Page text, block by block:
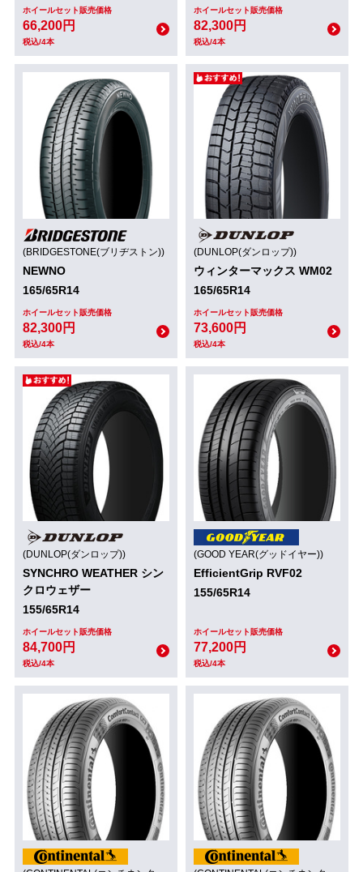
ホイールセット販売価格
66,200円
税込/4本
ホイールセット販売価格
82,300円
税込/4本
(BRIDGESTONE(ブリヂストン))
NEWNO
165/65R14
ホイールセット販売価格
82,300円
税込/4本
(DUNLOP(ダンロップ))
ウィンターマックス WM02
165/65R14
ホイールセット販売価格
73,600円
税込/4本
(DUNLOP(ダンロップ))
SYNCHRO WEATHER シン
クロウェザー
155/65R14
ホイールセット販売価格
84,700円
税込/4本
(GOOD YEAR(グッドイヤー))
EfficientGrip RVF02
155/65R14
ホイールセット販売価格
77,200円
税込/4本